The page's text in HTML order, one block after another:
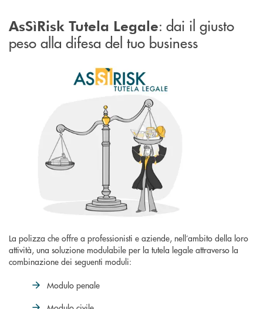
AsSìRisk Tutela Legale: dai il giusto
peso alla difesa del tuo business
La polizza che offre a professionisti e aziende, nell’ambito della loro
attività, una soluzione modulabile per la tutela legale attraverso la
combinazione dei seguenti moduli:
Modulo penale